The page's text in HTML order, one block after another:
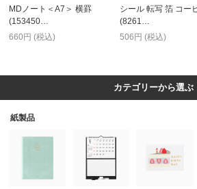
MDノート＜A7＞ 横罫
(153450…
660円 (税込)
シール 転写 箔 コー
(8261…
506円 (税込)
カテゴリーから選ぶ
紙製品